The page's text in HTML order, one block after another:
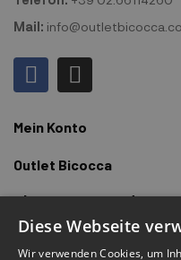
Mail:
Mein Konto
Outlet Bicocca
Abonnieren Sie den
Melden Sie sich an, um
Diese Webseite
Wir verwenden Cookies, um